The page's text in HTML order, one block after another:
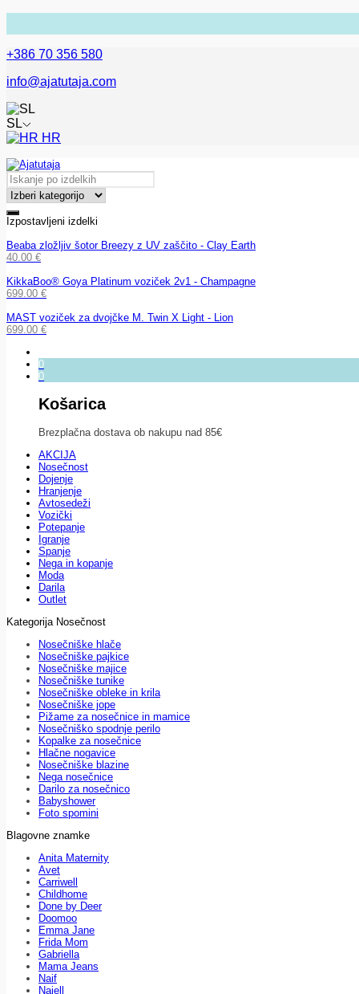
+386 70 356 580
info@ajatutaja.com
SL
HR
Izpostavljeni izdelki
Beaba zložljiv šotor Breezy z UV zaščito - Clay Earth
40.00 €
KikkaBoo® Goya Platinum voziček 2v1 - Champagne
699.00 €
MAST voziček za dvojčke M. Twin X Light - Lion
699.00 €
0
0
Košarica
Brezplačna dostava ob nakupu nad 85€
AKCIJA
Nosečnost
Dojenje
Hranjenje
Avtosedeži
Vozički
Potepanje
Igranje
Spanje
Nega in kopanje
Moda
Darila
Outlet
Kategorija Nosečnost
Nosečniške hlače
Nosečniške pajkice
Nosečniške majice
Nosečniške tunike
Nosečniške obleke in krila
Nosečniške jope
Pižame za nosečnice in mamice
Nosečniško spodnje perilo
Kopalke za nosečnice
Hlačne nogavice
Nosečniške blazine
Nega nosečnice
Darilo za nosečnico
Babyshower
Foto spomini
Blagovne znamke
Anita Maternity
Avet
Carriwell
Childhome
Done by Deer
Doomoo
Emma Jane
Frida Mom
Gabriella
Mama Jeans
Naif
Najell